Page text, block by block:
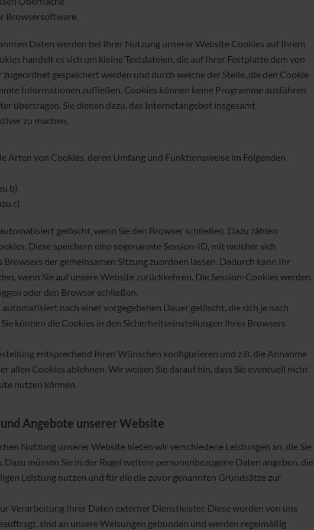
Browsersoftware.
Daten werden bei Ihrer Nutzung unserer Website Cookies auf Ihrem
handelt es sich um kleine Textdateien, die auf Ihrer Festplatte dem von
gespeichert werden und durch welche der Stelle, die den Cookie
Informationen zufließen. Cookies können keine Programme ausführen
übertragen. Sie dienen dazu, das Internetangebot insgesamt
zu machen.
Arten von Cookies, deren Umfang und Funktionsweise im Folgenden
b)
c).
gelöscht, wenn Sie den Browser schließen. Dazu zählen
Diese speichern eine sogenannte Session-ID, mit welcher sich
der gemeinsamen Sitzung zuordnen lassen. Dadurch kann Ihr
wenn Sie auf unsere Website zurückkehren. Die Session-Cookies werden
oder den Browser schließen.
nach einer vorgegebenen Dauer gelöscht, die sich je nach
können die Cookies in den Sicherheitseinstellungen Ihres Browsers
entsprechend Ihren Wünschen konfigurieren und z.B. die Annahme
allen Cookies ablehnen. Wir weisen Sie darauf hin, dass Sie eventuell nicht
nutzen können.
Angebote unserer Website
Nutzung unserer Website bieten wir verschiedene Leistungen an, die Sie
müssen Sie in der Regel weitere personenbezogene Daten angeben, die
Leistung nutzen und für die die zuvor genannten Grundsätze zur
Verarbeitung Ihrer Daten externer Dienstleister. Diese wurden von uns
sind an unsere Weisungen gebunden und werden regelmäßig